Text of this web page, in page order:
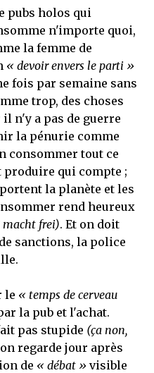
pubs holos qui
n'importe quoi,
la femme de
« devoir envers le parti »
fois par semaine sans
trop, des choses
n'y a pas de guerre
la pénurie comme
consommer tout ce
produire qui compte ;
la planète et les
rend heureux
macht frei). Et on doit
sanctions, la police
le « temps de cerveau
la pub et l'achat.
pas stupide (ça non,
regarde jour après
de « débat » visible